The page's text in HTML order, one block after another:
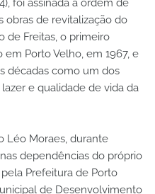
foi assinada a ordem de
obras de revitalização do
de Freitas, o primeiro
Porto Velho, em 1967, e
décadas como um dos
e qualidade de vida da
Léo Moraes, durante
dependências do próprio
Prefeitura de Porto
de Desenvolvimento